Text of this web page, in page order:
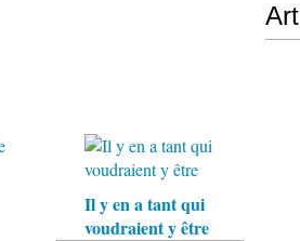
Il y en a tant qui
voudraient y être